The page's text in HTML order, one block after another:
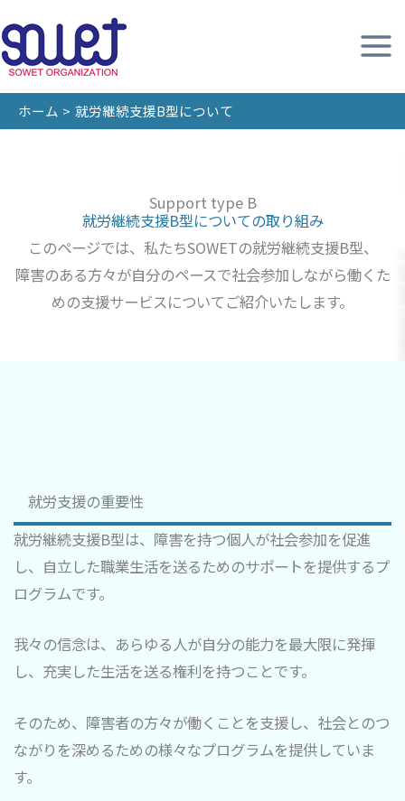
容
を
ス
ホーム 就労継続支援B型について
Support type B
就労継続支援B型についての取り組み
このページでは、私たちSOWETの就労継続支援B型、
障害のある方々が自分のペースで社会参加しながら働くた
めの支援サービスについてご紹介いたします。
就労支援の重要性
就労継続支援B型は、障害を持つ個人が社会参加を促進
し、自立した職業生活を送るためのサポートを提供するプ
ログラムです。
我々の信念は、あらゆる人が自分の能力を最大限に発揮
し、充実した生活を送る権利を持つことです。
そのため、障害者の方々が働くことを支援し、社会とのつ
ながりを深めるための様々なプログラムを提供していま
す。